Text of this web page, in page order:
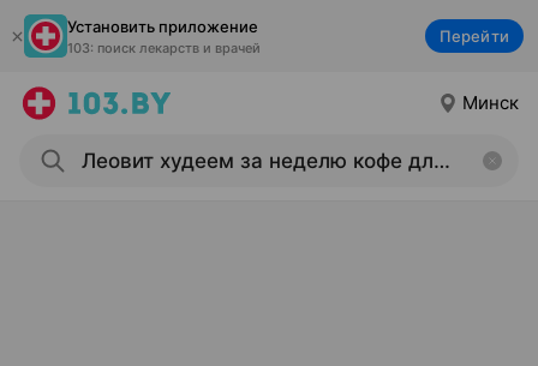
Установить приложение
103: поиск лекарств и врачей
Перейти
Минск